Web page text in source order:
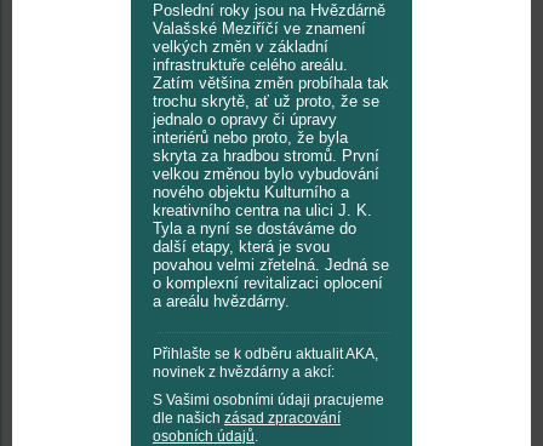
Poslední roky jsou na Hvězdárně
Valašské Meziříčí ve znamení
velkých změn v základní
infrastruktuře celého areálu.
Zatím většina změn probíhala tak
trochu skrytě, ať už proto, že se
jednalo o opravy či úpravy
interiérů nebo proto, že byla
skryta za hradbou stromů. První
velkou změnou bylo vybudování
nového objektu Kulturního a
kreativního centra na ulici J. K.
Tyla a nyní se dostáváme do
další etapy, která je svou
povahou velmi zřetelná. Jedná se
o komplexní revitalizaci oplocení
a areálu hvězdárny.
Přihlašte se k odběru aktualit AKA,
novinek z hvězdárny a akcí:
S Vašimi osobními údaji pracujeme
dle našich zásad zpracování
osobních údajů.